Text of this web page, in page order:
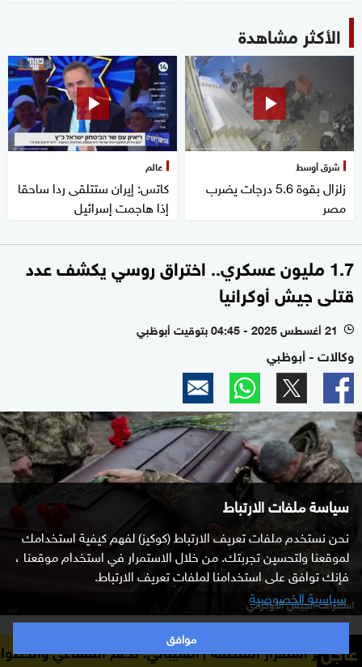
سياسة ملفات الارتباط
نحن نستخدم ملفات تعريف الارتباط (كوكيز) لفهم كيفية استخدامك
لموقعنا ولتحسين تجربتك. من خلال الاستمرار في استخدام موقعنا ،
فإنك توافق على استخدامنا لملفات تعريف الارتباط.
سياسية الخصوصية
موافق
الأكثر مشاهدة
شرق أوسط
زلزال بقوة 5.6 درجات يضرب
مصر
عالم
كاتس: إيران ستتلقى ردا ساحقا
إذا هاجمت إسرائيل
1.7 مليون عسكري.. اختراق روسي يكشف عدد
قتلى جيش أوكرانيا
l 21 أغسطس 2025 - 04:45 بتوقيت أبوظبي
وكالات - أبوظبي
استنزاف الجيش الأوكراني
كشفت وسائل إعلام روسية عن عدد القتلى والمفقودين
عاجل الشيباني: ندعم المساعي والخطوات التي يقودها